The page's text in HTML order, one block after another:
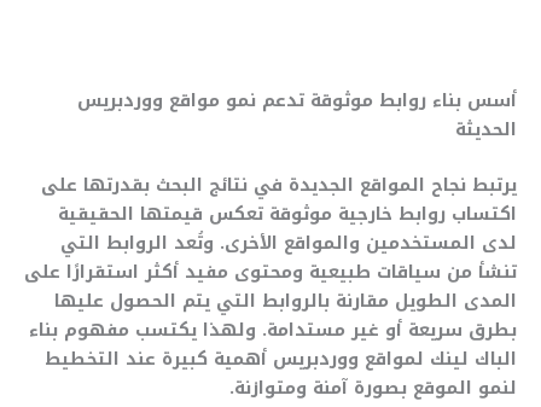
أسس بناء روابط موثوقة تدعم نمو مواقع ووردبريس
الحديثة
يرتبط نجاح المواقع الجديدة في نتائج البحث بقدرتها على
اكتساب روابط خارجية موثوقة تعكس قيمتها الحقيقية
لدى المستخدمين والمواقع الأخرى. وتُعد الروابط التي
تنشأ من سياقات طبيعية ومحتوى مفيد أكثر استقرارًا على
المدى الطويل مقارنة بالروابط التي يتم الحصول عليها
بطرق سريعة أو غير مستدامة. ولهذا يكتسب مفهوم بناء
الباك لينك لمواقع ووردبريس أهمية كبيرة عند التخطيط
لنمو الموقع بصورة آمنة ومتوازنة.